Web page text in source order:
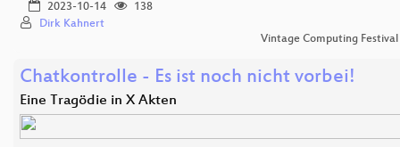
2023-10-14
138
Dirk Kahnert
Vintage Computing
Chatkontrolle - Es ist noch nicht vorbei!
Eine Tragödie in X Akten